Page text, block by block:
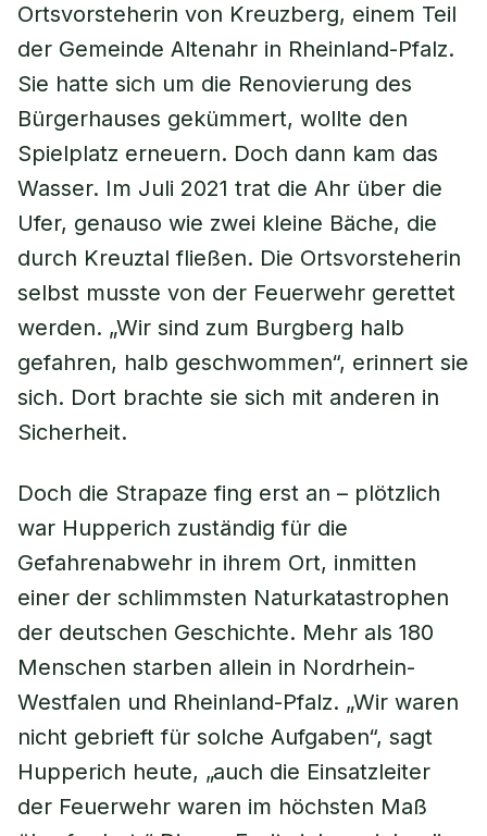
Ortsvorsteherin von Kreuzberg, einem Teil
der Gemeinde Altenahr in Rheinland-Pfalz.
Sie hatte sich um die Renovierung des
Bürgerhauses gekümmert, wollte den
Spielplatz erneuern. Doch dann kam das
Wasser. Im Juli 2021 trat die Ahr über die
Ufer, genauso wie zwei kleine Bäche, die
durch Kreuztal fließen. Die Ortsvorsteherin
selbst musste von der Feuerwehr gerettet
werden. „Wir sind zum Burgberg halb
gefahren, halb geschwommen“, erinnert sie
sich. Dort brachte sie sich mit anderen in
Sicherheit.
Doch die Strapaze fing erst an – plötzlich
war Hupperich zuständig für die
Gefahrenabwehr in ihrem Ort, inmitten
einer der schlimmsten Naturkatastrophen
der deutschen Geschichte. Mehr als 180
Menschen starben allein in Nordrhein-
Westfalen und Rheinland-Pfalz. „Wir waren
nicht gebrieft für solche Aufgaben“, sagt
Hupperich heute, „auch die Einsatzleiter
der Feuerwehr waren im höchsten Maß